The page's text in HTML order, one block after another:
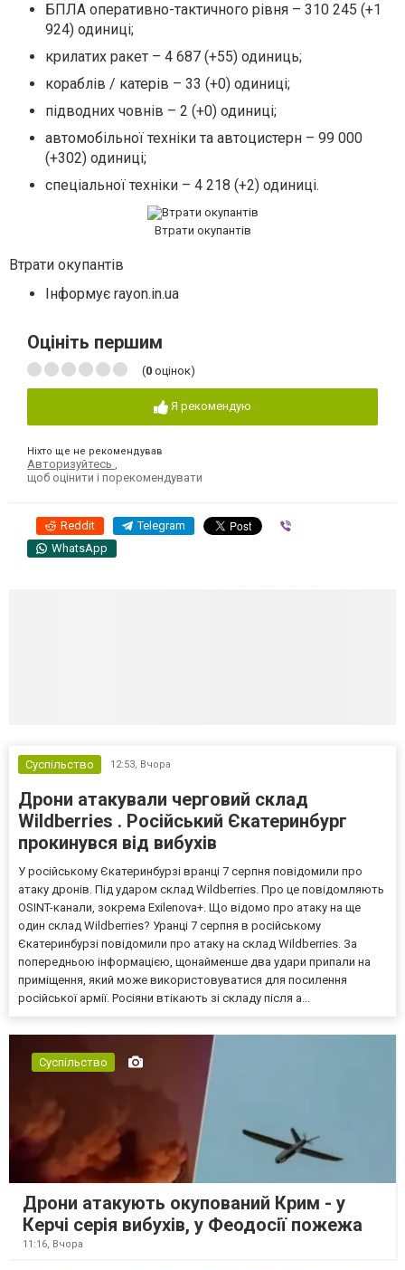
БПЛА оперативно-тактичного рівня – 310 245 (+1
924) одиниці;
крилатих ракет – 4 687 (+55) одиниць;
кораблів / катерів – 33 (+0) одиниці;
підводних човнів – 2 (+0) одиниці;
автомобільної техніки та автоцистерн – 99 000
(+302) одиниці;
спеціальної техніки – 4 218 (+2) одиниці.
Втрати окупантів
Втрати окупантів
Інформує rayon.in.ua
Оцініть першим
(0 оцінок)
Я рекомендую
Ніхто ще не рекомендував
Авторизуйтесь
щоб оцінити і порекомендувати
Reddit Telegram
WhatsApp
Суспільство 12:53, Вчора
Дрони атакували черговий склад
Wildberries . Російський Єкатеринбург
прокинувся від вибухів
У російському Єкатеринбурзі вранці 7 серпня повідомили про
атаку дронів. Під ударом склад Wildberries. Про це повідомляють
OSINT-канали, зокрема Exilenova+. Що відомо про атаку на ще
один склад Wildberries? Уранці 7 серпня в російському
Єкатеринбурзі повідомили про атаку на склад Wildberries. За
попередньою інформацією, щонайменше два удари припали на
приміщення, який може використовуватися для посилення
російської армії. Росіяни втікають зі складу після а...
Суспільство
Дрони атакують окупований Крим - у
Керчі серія вибухів, у Феодосії пожежа
11:16, Вчора